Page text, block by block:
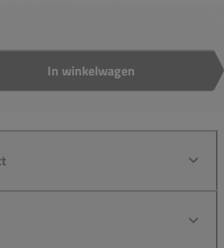
In winkelwagen